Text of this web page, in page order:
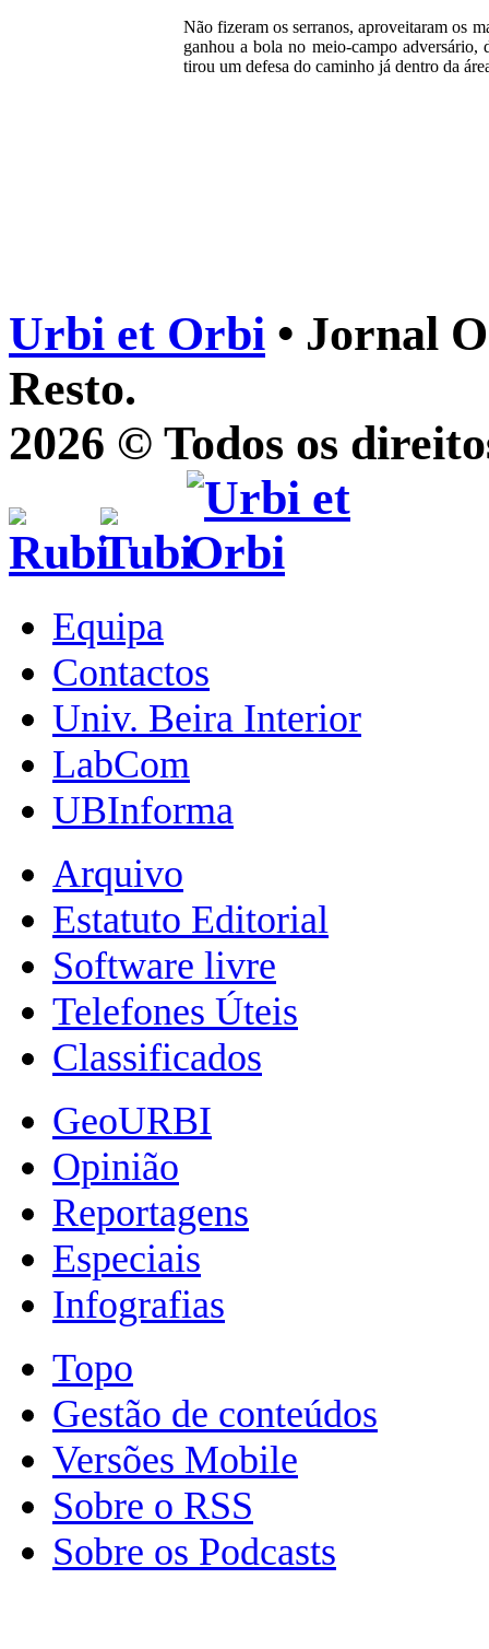
Não fizeram os serranos, aproveitaram os
ganhou a bola no meio-campo adversário,
tirou um defesa do caminho já dentro da
Urbi et Orbi • Jornal
Resto.
2026 © Todos os
Equipa
Contactos
Univ. Beira Interior
LabCom
UBInforma
Arquivo
Estatuto Editorial
Software livre
Telefones Úteis
Classificados
GeoURBI
Opinião
Reportagens
Especiais
Infografias
Topo
Gestão de conteúdos
Versões Mobile
Sobre o RSS
Sobre os Podcasts